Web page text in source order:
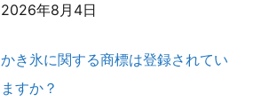
2026年8月4日
かき氷に関する商標は登録されてい
ますか？